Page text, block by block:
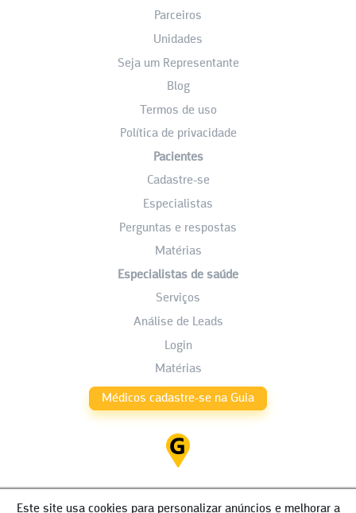
Parceiros
Unidades
Seja um Representante
Blog
Termos de uso
Política de privacidade
Pacientes
Cadastre-se
Especialistas
Perguntas e respostas
Matérias
Especialistas de saúde
Serviços
Análise de Leads
Login
Matérias
Médicos cadastre-se na Guia
Este site usa cookies para personalizar anúncios e melhorar a